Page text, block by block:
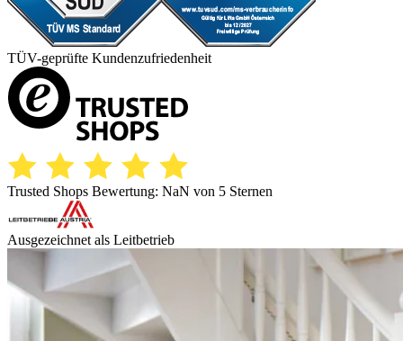
TÜV-geprüfte Kundenzufriedenheit
Trusted Shops Bewertung: NaN von 5 Sternen
Ausgezeichnet als Leitbetrieb